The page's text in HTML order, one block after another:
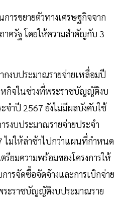
ารขยายตัวทางเศรษฐกิจจาก
าครัฐ โดยให้ความสำคัญกับ 3
ากงบประมาณรายจ่ายเหลื่อมปี
หกิจในช่วงที่พระราชบัญญัติงบ
จำปี 2567 ยังไม่มีผลบังคับใช้
รงบประมาณรายจ่ายประจำ
ไม่ให้ล่าช้าไปกว่าแผนที่กำหนด
รียมความพร้อมของโครงการให้
ารจัดซื้อจัดจ้างและการเบิกจ่าย
ระราชบัญญัติงบประมาณราย